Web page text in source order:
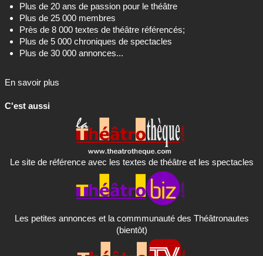
Plus de 20 ans de passion pour le théâtre
Plus de 25 000 membres
Près de 8 000 textes de théâtre référencés;
Plus de 5 000 chroniques de spectacles
Plus de 30 000 annonces...
En savoir plus
C'est aussi
Le site de référence avec les textes de théâtre et les spectacles
Les petites annonces et la commmunauté des Théâtronautes
(bientôt)